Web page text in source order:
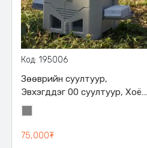
Код: 195006
Зөөврийн суултуур,
Эвхэгддэг 00 суултуур, Хоёр
талдаа тавиуртай, 150 кг
даацтай
75,000₮